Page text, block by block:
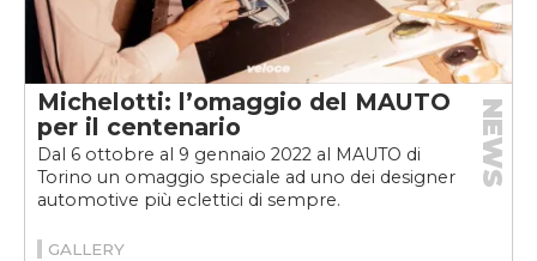
Michelotti: l’omaggio del MAUTO
per il centenario
Dal 6 ottobre al 9 gennaio 2022 al MAUTO di
Torino un omaggio speciale ad uno dei designer
automotive più eclettici di sempre.
NEWS
GALLERY